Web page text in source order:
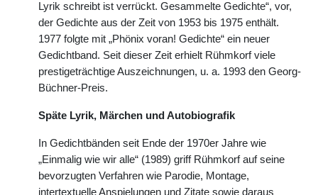
Lyrik schreibt ist verrückt. Gesammelte Gedichte“, vor,
der Gedichte aus der Zeit von 1953 bis 1975 enthält.
1977 folgte mit „Phönix voran! Gedichte“ ein neuer
Gedichtband. Seit dieser Zeit erhielt Rühmkorf viele
prestigeträchtige Auszeichnungen, u. a. 1993 den Georg-
Büchner-Preis.
Späte Lyrik, Märchen und Autobiografik
In Gedichtbänden seit Ende der 1970er Jahre wie
„Einmalig wie wir alle“ (1989) griff Rühmkorf auf seine
bevorzugten Verfahren wie Parodie, Montage,
intertextuelle Anspielungen und Zitate sowie daraus